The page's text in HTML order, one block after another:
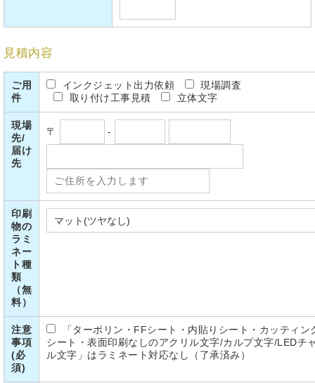
見積内容
ご用
件
インクジェット出力依頼
現場調査
取り付け工事見積
立体文字
現場
先/
届け
先
〒 -
印刷
物の
ラミ
ネー
ト種
類
（無
料）
注意
事項
(必
須)
「ターポリン・FFシート・内貼りシート・カッティン
シート・表面印刷なしのアクリル文字/カルプ文字/LEDチ
ル文字」はラミネート対応なし（了承済み）